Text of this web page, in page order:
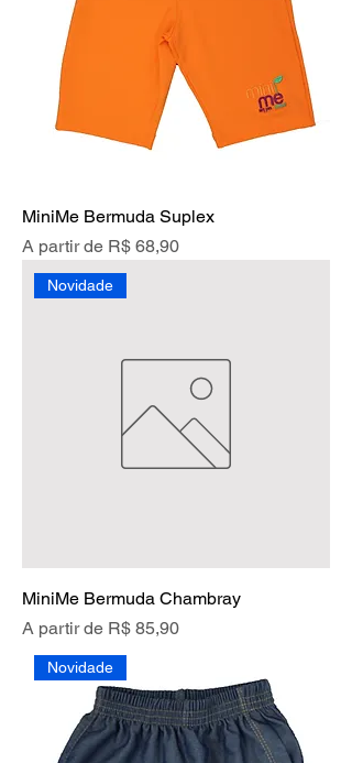
MiniMe Bermuda Suplex
A partir de R$ 68,90
Preço promocional
Novidade
MiniMe Bermuda Chambray
A partir de R$ 85,90
Preço promocional
Novidade